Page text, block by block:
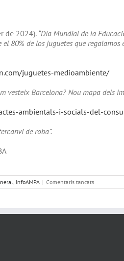
de 2024). “Día Mundial de la
80% de los juguetes que
juguetes-medioambiente/
vesteix Barcelona? Nou mapa dels
ambientals-i-socials-del-
de roba”.
, InfoAMPA | Comentaris tancatsa
Mercat